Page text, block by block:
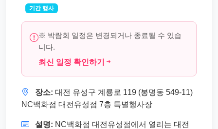
기간 행사
※ 박람회 일정은 변경되거나 종료될 수 있습
니다.
최신 일정 확인하기
장소: 대전 유성구 계룡로 119 (봉명동 549-11)
NC백화점 대전유성점 7층 특별행사장
설명: NC백화점 대전유성점에서 열리는 대전